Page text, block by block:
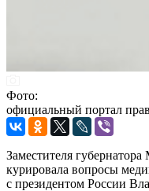
Фото:
официальный портал
Заместителя
курировала вопросы
с президентом России